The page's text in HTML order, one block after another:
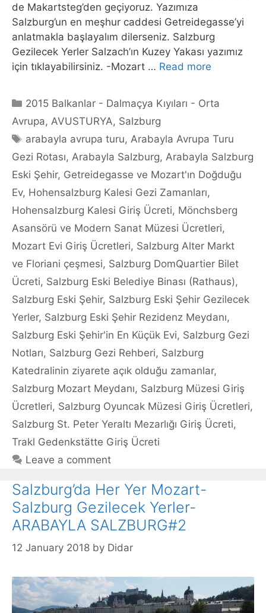
de Makartsteg’den geçiyoruz. Yazımıza
Salzburg’un en meşhur caddesi Getreidegasse’yi
anlatmakla başlayalım dilerseniz. Salzburg
Gezilecek Yerler Salzach’ın Kuzey Yakası yazımız
için tıklayabilirsiniz. -Mozart … Read more
Categories
2015 Balkanlar - Dalmaçya Kıyıları - Orta
Avrupa, AVUSTURYA, Salzburg
Tags
arabayla avrupa turu, Arabayla Avrupa Turu
Gezi Rotası, Arabayla Salzburg, Arabayla Salzburg
Eski Şehir, Getreidegasse ve Mozart'ın Doğduğu
Ev, Hohensalzburg Kalesi Gezi Zamanları,
Hohensalzburg Kalesi Giriş Ücreti, Mönchsberg
Asansörü ve Modern Sanat Müzesi Ücretleri,
Mozart Evi Giriş Ücretleri, Salzburg Alter Markt
ve Floriani çeşmesi, Salzburg DomQuartier Bilet
Ücreti, Salzburg Eski Belediye Binası (Rathaus),
Salzburg Eski Şehir, Salzburg Eski Şehir Gezilecek
Yerler, Salzburg Eski Şehir Rezidenz Meydanı,
Salzburg Eski Şehir'in En Küçük Evi, Salzburg Gezi
Notları, Salzburg Gezi Rehberi, Salzburg
Katedralinin ziyarete açık olduğu zamanlar,
Salzburg Mozart Meydanı, Salzburg Müzesi Giriş
Ücretleri, Salzburg Oyuncak Müzesi Giriş Ücretleri,
Salzburg St. Peter Yeraltı Mezarlığı Giriş Ücreti,
Trakl Gedenkstätte Giriş Ücreti
Leave a comment
Salzburg’da Her Yer Mozart-
Salzburg Gezilecek Yerler-
ARABAYLA SALZBURG#2
12 January 2018 by Didar